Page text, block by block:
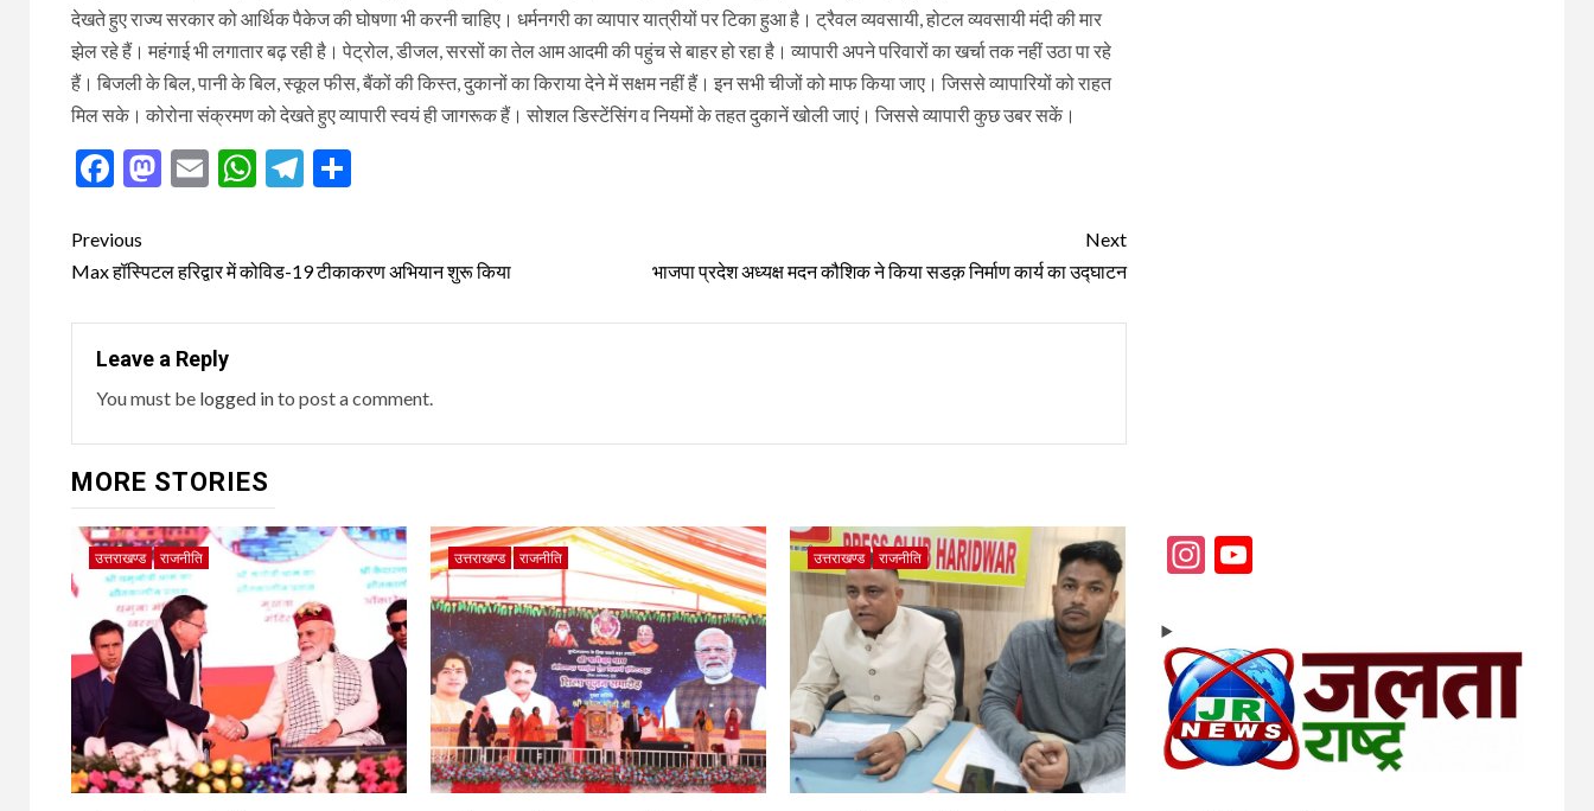
देखते हुए राज्य सरकार को आर्थिक पैकेज की घोषणा भी करनी चाहिए। धर्मनगरी का व्यापार यात्रीयों पर टिका हुआ है। ट्रैवल व्यवसायी, होटल व्यवसायी मंदी की मार
झेल रहे हैं। महंगाई भी लगातार बढ़ रही है। पेट्रोल, डीजल, सरसों का तेल आम आदमी की पहुंच से बाहर हो रहा है। व्यापारी अपने परिवारों का खर्चा तक नहीं उठा पा रहे
हैं। बिजली के बिल, पानी के बिल, स्कूल फीस, बैंकों की किस्त, दुकानों का किराया देने में सक्षम नहीं हैं। इन सभी चीजों को माफ किया जाए। जिससे व्यापारियों को राहत
मिल सके। कोरोना संक्रमण को देखते हुए व्यापारी स्वयं ही जागरूक हैं। सोशल डिस्टेंसिंग व नियमों के तहत दुकानें खोली जाएं। जिससे व्यापारी कुछ उबर सकें।
Facebook
Mastodon
EmailWhatsApp
Telegram
Post
navigation
Previous
Max हॉस्पिटल हरिद्वार में कोविड-19 टीकाकरण अभियान शुरू किया
Next
भाजपा प्रदेश अध्यक्ष मदन कौशिक ने किया सडक़ निर्माण कार्य का उद्घाटन
Leave a Reply
You must be logged into post a comment.
MORE STORIES
उत्तराखण्ड राजनीति उत्तराखण्ड राजनीति उत्तराखण्ड राजनीति Instagram
YouTube